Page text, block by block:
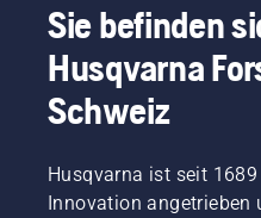
Sie befinden
Husqvarna
Schweiz
Husqvarna ist seit
Innovation angetrieben